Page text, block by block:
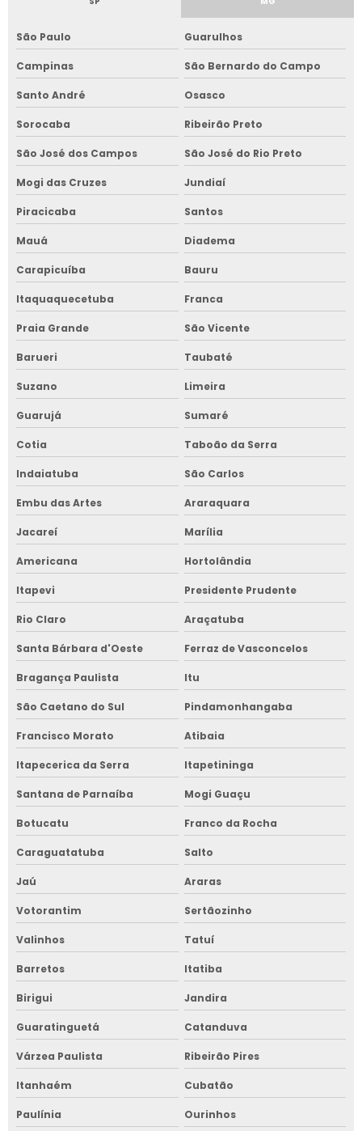
São Paulo Guarulhos
Campinas São Bernardo do Campo
Santo André Osasco
Sorocaba Ribeirão Preto
São José dos Campos São José do Rio Preto
Mogi das Cruzes Jundiaí
Piracicaba Santos
Mauá Diadema
Carapicuíba Bauru
Itaquaquecetuba Franca
Praia Grande São Vicente
Barueri Taubaté
Suzano Limeira
Guarujá Sumaré
Cotia Taboão da Serra
Indaiatuba São Carlos
Embu das Artes Araraquara
Jacareí Marília
Americana Hortolândia
Itapevi Presidente Prudente
Rio Claro Araçatuba
Santa Bárbara d'Oeste Ferraz de Vasconcelos
Bragança Paulista Itu
São Caetano do Sul Pindamonhangaba
Francisco Morato Atibaia
Itapecerica da Serra Itapetininga
Santana de Parnaíba Mogi Guaçu
Botucatu Franco da Rocha
Caraguatatuba Salto
Jaú Araras
Votorantim Sertãozinho
Valinhos Tatuí
Barretos Itatiba
Birigui Jandira
Guaratinguetá Catanduva
Várzea Paulista Ribeirão Pires
Itanhaém Cubatão
Paulínia Ourinhos